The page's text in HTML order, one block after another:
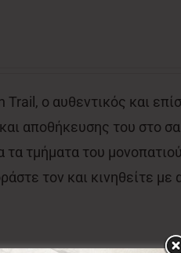
ο αυθεντικός και
αποθήκευσης του στο
τμήματα του
τον και κινηθείτε με